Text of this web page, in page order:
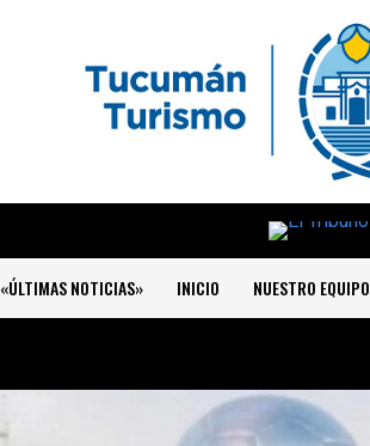
«ÚLTIMAS NOTICIAS» INICIO NUESTRO EQUIPO